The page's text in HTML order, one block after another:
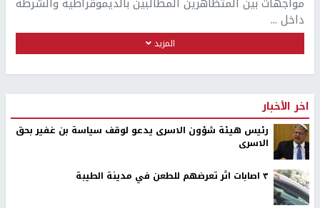
داخل ...
المزيد
اخر الأخبار
رئيس هيئة شؤون الاسرى يدعو لوقف سياسة بن غفير بحق
الاسرى
٣ اصابات اثر تعرضهم للطعن في مدينة الطيبة